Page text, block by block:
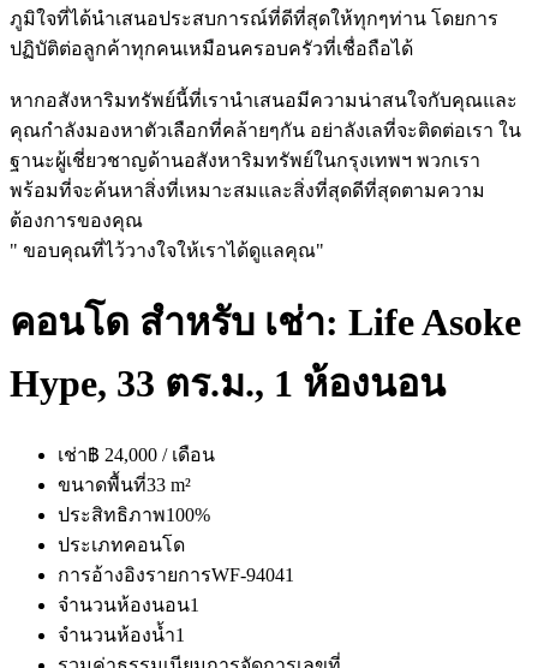
ภูมิใจที่ได้นำเสนอประสบการณ์ที่ดีที่สุดให้ทุกๆท่าน โดยการ
ปฏิบัติต่อลูกค้าทุกคนเหมือนครอบครัวที่เชื่อถือได้
หากอสังหาริมทรัพย์นี้ที่เรานำเสนอมีความน่าสนใจกับคุณและ
คุณกำลังมองหาตัวเลือกที่คล้ายๆกัน อย่าลังเลที่จะติดต่อเรา ใน
ฐานะผู้เชี่ยวชาญด้านอสังหาริมทรัพย์ในกรุงเทพฯ พวกเรา
พร้อมที่จะค้นหาสิ่งที่เหมาะสมและสิ่งที่สุดดีที่สุดตามความ
ต้องการของคุณ
" ขอบคุณที่ไว้วางใจให้เราได้ดูแลคุณ"
คอนโด สำหรับ เช่า: Life Asoke
Hype, 33 ตร.ม., 1 ห้องนอน
เช่า฿ 24,000 / เดือน
ขนาดพื้นที่33 m²
ประสิทธิภาพ100%
ประเภทคอนโด
การอ้างอิงรายการWF-94041
จำนวนห้องนอน1
จำนวนห้องน้ำ1